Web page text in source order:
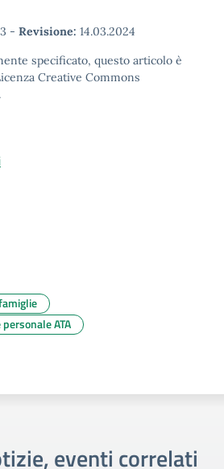
- Revisione: 14.03.2024
specificato, questo articolo è
Creative Commons
ATA
eventi correlati